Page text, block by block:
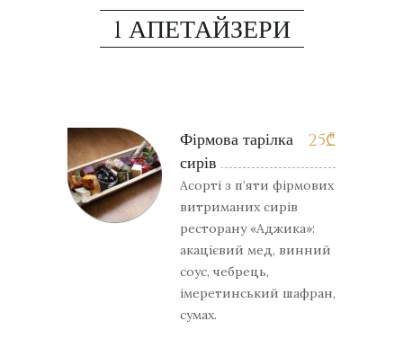
1 АПЕТАЙЗЕРИ
25₾
Фірмова тарілка
сирів
Асорті з п’яти фірмових
витриманих сирів
ресторану «Аджика»:
акацієвий мед, винний
соус, чебрець,
імеретинський шафран,
сумах.